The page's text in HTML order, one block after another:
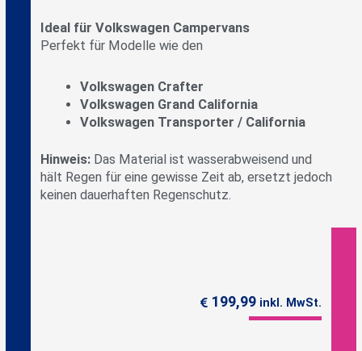
Ideal für Volkswagen Campervans
Perfekt für Modelle wie den
Volkswagen Crafter
Volkswagen Grand California
Volkswagen Transporter / California
Hinweis:Das Material ist wasserabweisend und
hält Regen für eine gewisse Zeit ab, ersetzt jedoch
keinen dauerhaften Regenschutz.
199,99 inkl. MwSt.